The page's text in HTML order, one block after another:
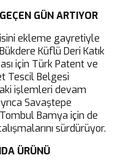
GÜN ARTIYOR
ekleme gayretiyle
Küflü Deri Katık
için Türk Patent ve
Tescil Belgesi
işlemleri devam
Savaştepe
Bamya için de
sürdürüyor.
ÜRÜNÜ